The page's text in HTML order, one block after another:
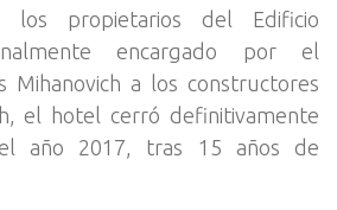
los propietarios del Edificio
encargado por el
Mihanovich a los constructores
el hotel cerró definitivamente
año 2017, tras 15 años de